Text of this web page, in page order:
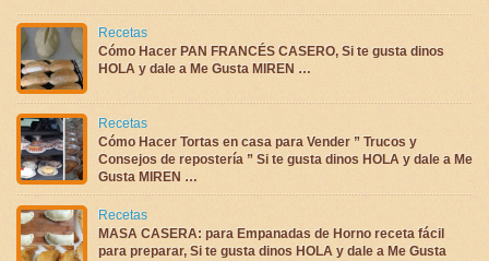
Recetas
Cómo Hacer PAN FRANCÉS CASERO, Si te gusta dinos
HOLA y dale a Me Gusta MIREN …
Recetas
Cómo Hacer Tortas en casa para Vender ” Trucos y
Consejos de repostería ” Si te gusta dinos HOLA y dale a Me
Gusta MIREN …
Recetas
MASA CASERA: para Empanadas de Horno receta fácil
para preparar, Si te gusta dinos HOLA y dale a Me Gusta